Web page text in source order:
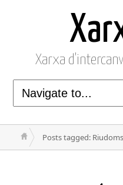
Xarxa
Posts tagged: Riudoms